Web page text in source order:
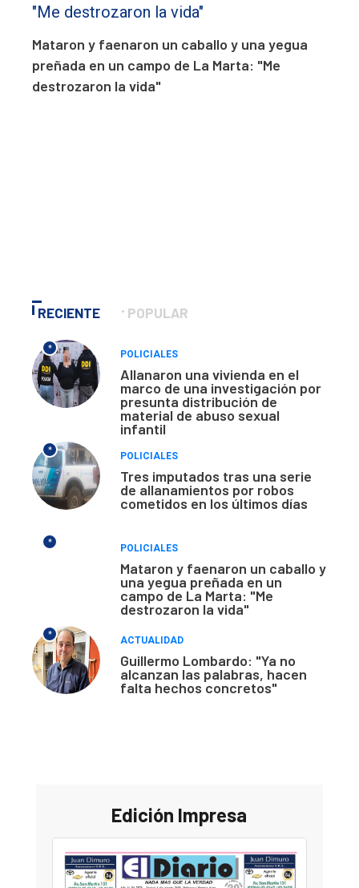
Mataron y faenaron un caballo y una yegua
preñada en un campo de La Marta: "Me
destrozaron la vida"
RECIENTE POPULAR
*
POLICIALES
Allanaron una vivienda en el
marco de una investigación por
presunta distribución de
material de abuso sexual
infantil
*
POLICIALES
Tres imputados tras una serie
de allanamientos por robos
cometidos en los últimos días
*
POLICIALES
Mataron y faenaron un caballo y
una yegua preñada en un
campo de La Marta: "Me
destrozaron la vida"
*
ACTUALIDAD
Guillermo Lombardo: "Ya no
alcanzan las palabras, hacen
falta hechos concretos"
Edición Impresa